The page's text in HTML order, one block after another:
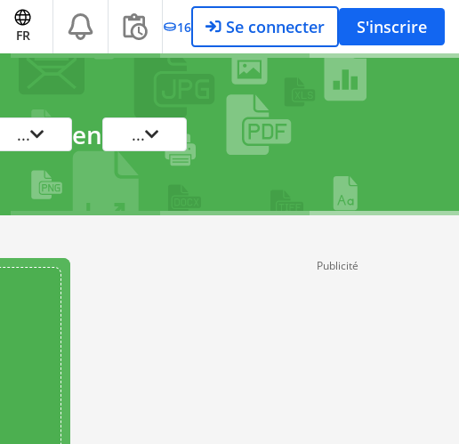
FR 16 Se connecter S'inscrire
... en ...
Publicité